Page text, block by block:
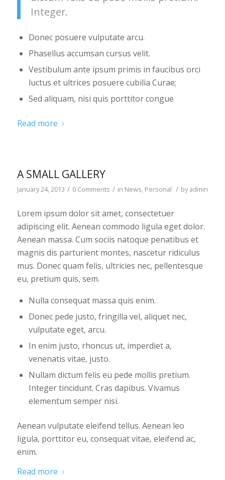
Integer.
Donec posuere vulputate arcu.
Phasellus accumsan cursus velit.
Vestibulum ante ipsum primis in faucibus orci
luctus et ultrices posuere cubilia Curae;
Sed aliquam, nisi quis porttitor congue
Read more
A SMALL GALLERY
January 24, 2013 / 0 Comments / in News, Personal / byadmin
Lorem ipsum dolor sit amet, consectetuer
adipiscing elit. Aenean commodo ligula eget dolor.
Aenean massa. Cum sociis natoque penatibus et
magnis dis parturient montes, nascetur ridiculus
mus. Donec quam felis, ultricies nec, pellentesque
eu, pretium quis, sem.
Nulla consequat massa quis enim.
Donec pede justo, fringilla vel, aliquet nec,
vulputate eget, arcu.
In enim justo, rhoncus ut, imperdiet a,
venenatis vitae, justo.
Nullam dictum felis eu pede mollis pretium.
Integer tincidunt. Cras dapibus. Vivamus
elementum semper nisi.
Aenean vulputate eleifend tellus. Aenean leo
ligula, porttitor eu, consequat vitae, eleifend ac,
enim.
Read more